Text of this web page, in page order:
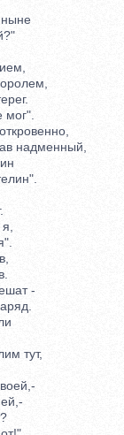
надменный,
-
тут,